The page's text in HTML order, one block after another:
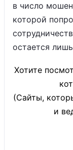
в число
которой
остается
Хотите
(Сайты,
и